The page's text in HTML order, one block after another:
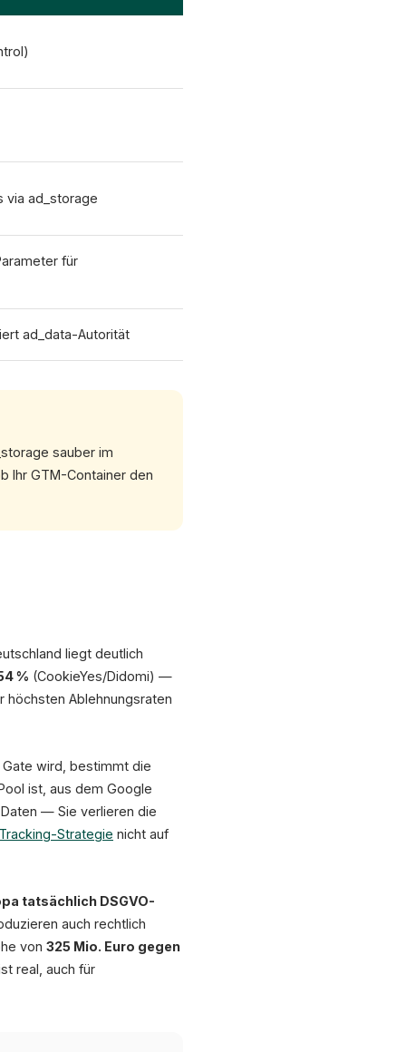
via ad_storage
für
ad_data-Autorität
sauber im
Ihr GTM-Container den
liegt deutlich
% (CookieYes/Didomi) —
Ablehnungsraten
wird, bestimmt die
ist, aus dem Google
— Sie verlieren die
Strategie nicht auf
tatsächlich DSGVO-
auch rechtlich
von 325 Mio. Euro gegen
real, auch für